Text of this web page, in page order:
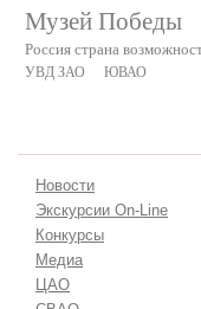
Музей Победы
Россия страна
УВД ЗАО
ЮВАО
Новости
Экскурсии On-Line
Конкурсы
Медиа
ЦАО